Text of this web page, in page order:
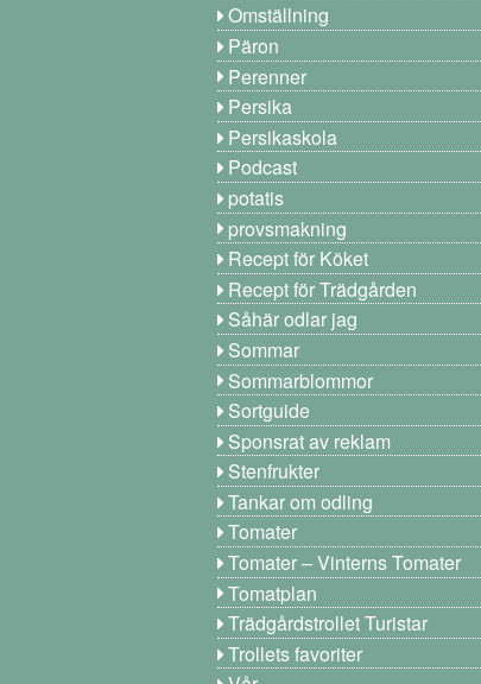
Omställning
Päron
Perenner
Persika
Persikaskola
Podcast
potatis
provsmakning
Recept för Köket
Recept för Trädgården
Såhär odlar jag
Sommar
Sommarblommor
Sortguide
Sponsrat av reklam
Stenfrukter
Tankar om odling
Tomater
Tomater – Vinterns Tomater
Tomatplan
Trädgårdstrollet Turistar
Trollets favoriter